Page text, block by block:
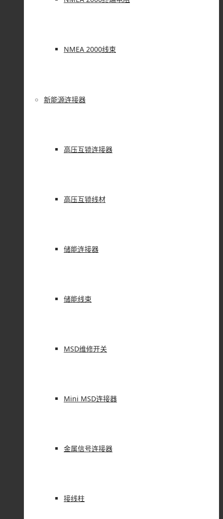
NMEA 2000线束
新能源连接器
高压互锁连接器
高压互锁线材
储能连接器
储能线束
MSD维修开关
Mini MSD连接器
金属信号连接器
接线柱